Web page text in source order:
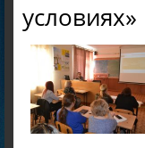
условиях»